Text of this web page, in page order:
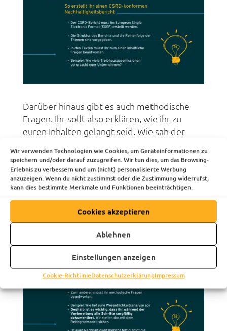
Wir verwenden Technologien wie Cookies, um Geräteinformationen zu
speichern und/oder darauf zuzugreifen. Wir tun dies, um das Browsing-
Erlebnis zu verbessern und um (nicht) personalisierte Werbung
anzuzeigen. Wenn du nicht zustimmst oder die Zustimmung widerrufst,
kann dies bestimmte Merkmale und Funktionen beeinträchtigen.
Cookies akzeptieren
Ablehnen
Einstellungen anzeigen
Cookie-RichtlinieDatenschutzerklärungImpressum
Darüber hinaus gibt es auch methodische
Fragen. Ihr sollt also erklären, wie ihr zu
euren Inhalten gelangt seid. Wie sah der
Welchen Genauigkeitsgrad weisen eure
Daten auf? Welche Methoden habt ihr
verwendet, um Ziele festzulegen?
Damit ihr diese Fragen beantworten könnt,
müsst ihr alle vorangehenden Schritte
sorgfältig dokumentieren. Wir stellen das
mit dem Reifegradmodell und zusätzlichen
Checklisten sicher.